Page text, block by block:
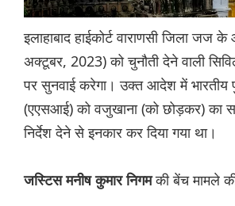
इलाहाबाद हाईकोर्ट वाराणसी जिला जज
अक्टूबर, 2023) को चुनौती देने वाली
पर सुनवाई करेगा। उक्त आदेश में भारतीय
(एएसआई) को वजुखाना (को छोड़कर) का
निर्देश देने से इनकार कर दिया गया था।
जस्टिस मनीष कुमार निगमकी बेंच मामले